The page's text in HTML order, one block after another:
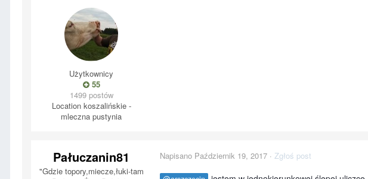
Użytkownicy
55
1499 postów
Locationkoszalińskie -
mleczna pustynia
Pałuczanin81
"Gdzie topory,miecze,łuki-tam
Napisano Październik 19, 2017 · Zgłoś post